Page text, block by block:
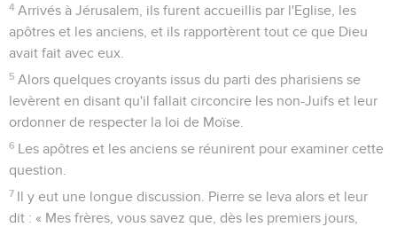
4 Arrivés à Jérusalem, ils furent accueillis par l'Eglise, les
apôtres et les anciens, et ils rapportèrent tout ce que Dieu
avait fait avec eux.
5 Alors quelques croyants issus du parti des pharisiens se
levèrent en disant qu'il fallait circoncire les non-Juifs et leur
ordonner de respecter la loi de Moïse.
6 Les apôtres et les anciens se réunirent pour examiner cette
question.
7 Il y eut une longue discussion. Pierre se leva alors et leur
dit : « Mes frères, vous savez que, dès les premiers jours,